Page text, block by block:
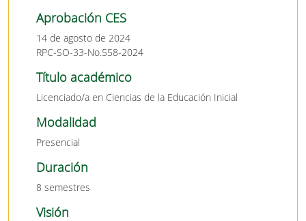
Aprobación CES
14 de agosto de 2024
RPC-SO-33-No.558-2024
Título académico
Licenciado/a en Ciencias de la Educación Inicial
Modalidad
Presencial
Duración
8 semestres
Visión